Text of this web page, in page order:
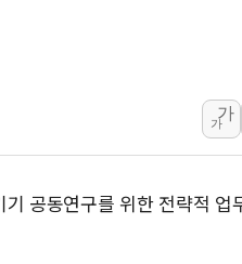
코인원, 최저
용산 데이터센
가
가
공동연구를 위한 전략적 업